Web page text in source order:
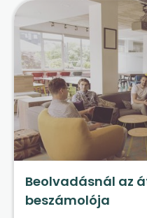
Beolvadásnál az
beszámolója